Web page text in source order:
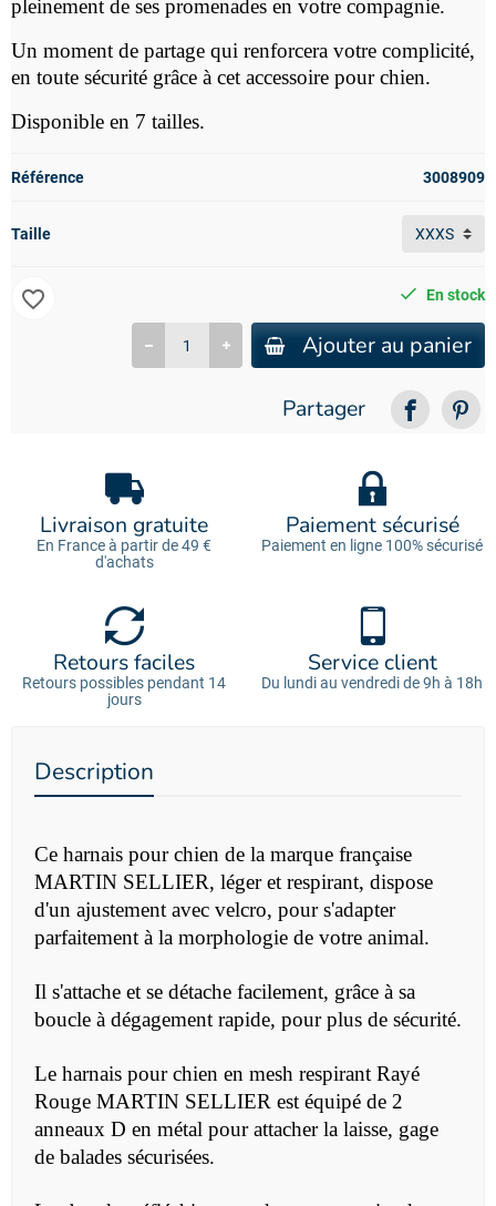
pleinement de ses promenades en votre compagnie.
Un moment de partage qui renforcera votre complicité,
en toute sécurité grâce à cet accessoire pour chien.
Disponible en 7 tailles.
Référence 3008909
Taille
En stock
Ajouter au panier
favorite_border
Partager
Livraison gratuite
En France à partir de 49 €
d'achats
Paiement sécurisé
Paiement en ligne 100% sécurisé
Retours faciles
Retours possibles pendant 14
jours
Service client
Du lundi au vendredi de 9h à 18h
Description
Ce harnais pour chien de la marque française
MARTIN SELLIER, léger et respirant, dispose
d'un ajustement avec velcro, pours'adapter
parfaitement à la morphologie de votre animal.
Il s'attache et se détache facilement, grâce à sa
boucle à dégagement rapide, pour plus de sécurité.
Le harnais pour chien en mesh respirant Rayé
Rouge MARTIN SELLIER est équipé de 2
anneaux D en métal pour attacher la laisse, gage
de balades sécurisées.